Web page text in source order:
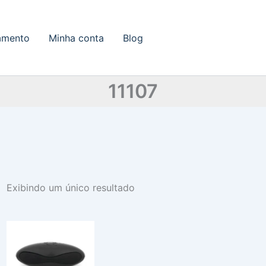
Minha conta Blog
11107
Exibindo um único resultado